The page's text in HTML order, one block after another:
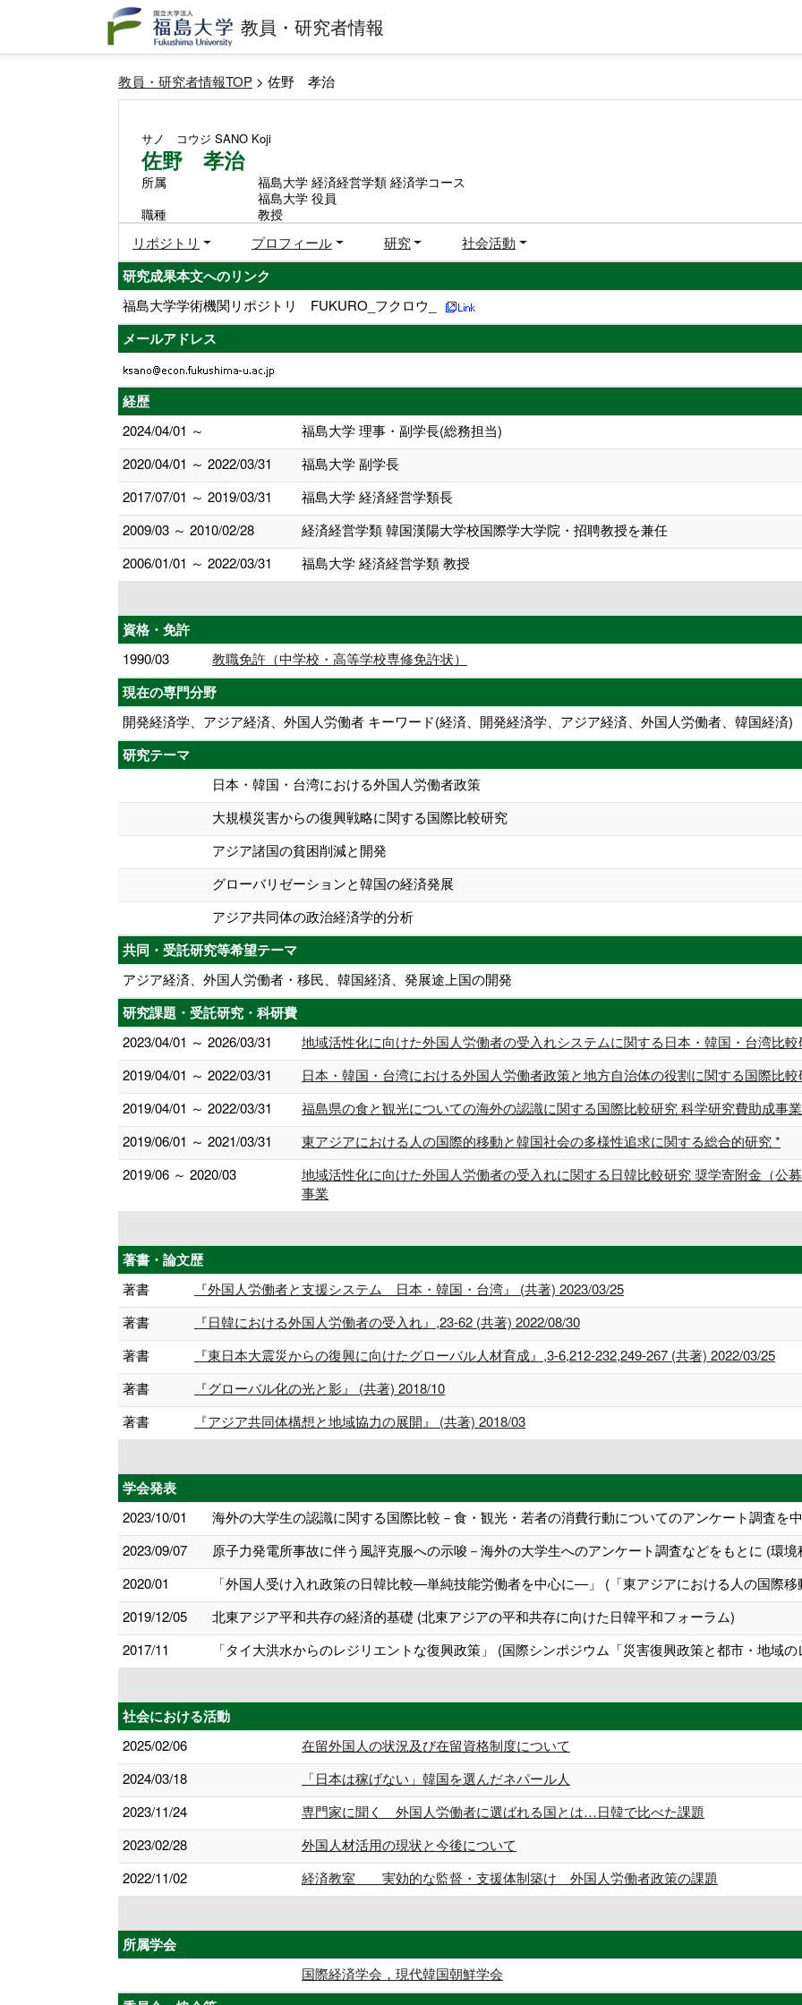
教員・研究者情報
教員・研究者情報TOP > 佐野 孝治
サノ コウジ SANO Koji
佐野 孝治
所属
福島大学 経済経営学類 経済学コース
福島大学 役員
職種
教授
リポジトリ プロフィール 研究 社会活動
研究成果本文へのリンク
福島大学学術機関リポジトリ FUKURO_フクロウ_
メールアドレス
経歴
2024/04/01 ～
福島大学 理事・副学長(総務担当)
2020/04/01 ～ 2022/03/31
福島大学 副学長
2017/07/01 ～ 2019/03/31
福島大学 経済経営学類長
2009/03 ～ 2010/02/28
経済経営学類 韓国漢陽大学校国際学大学院・招聘教授を兼任
2006/01/01 ～ 2022/03/31
福島大学 経済経営学類 教授
資格・免許
1990/03 教職免許（中学校・高等学校専修免許状）
現在の専門分野
開発経済学、アジア経済、外国人労働者 キーワード(経済、開発経済学、アジア経済、外国人労働者、韓国経済)
研究テーマ
日本・韓国・台湾における外国人労働者政策
大規模災害からの復興戦略に関する国際比較研究
アジア諸国の貧困削減と開発
グローバリゼーションと韓国の経済発展
アジア共同体の政治経済学的分析
共同・受託研究等希望テーマ
アジア経済、外国人労働者・移民、韓国経済、発展途上国の開発
研究課題・受託研究・科研費
2023/04/01 ～ 2026/03/31
地域活性化に向けた外国人労働者の受入れシステムに関する日本・韓国・台湾比
2019/04/01 ～ 2022/03/31
日本・韓国・台湾における外国人労働者政策と地方自治体の役割に関する国際比
2019/04/01 ～ 2022/03/31
福島県の食と観光についての海外の認識に関する国際比較研究 科学研究費助成事
2019/06/01 ～ 2021/03/31
東アジアにおける人の国際的移動と韓国社会の多様性追求に関する総合的研究 *
2019/06 ～ 2020/03
地域活性化に向けた外国人労働者の受入れに関する日韓比較研究 奨学寄附金（公
事業
著書・論文歴
著書
『外国人労働者と支援システム 日本・韓国・台湾』 (共著) 2023/03/25
著書
『日韓における外国人労働者の受入れ』,23-62 (共著) 2022/08/30
著書
『東日本大震災からの復興に向けたグローバル人材育成』,3-6,212-232,249-267 (共著) 2022/03/25
著書
『グローバル化の光と影』 (共著) 2018/10
著書
『アジア共同体構想と地域協力の展開』 (共著) 2018/03
学会発表
2023/10/01
海外の大学生の認識に関する国際比較－食・観光・若者の消費行動についてのアンケート調査を
2023/09/07
原子力発電所事故に伴う風評克服への示唆－海外の大学生へのアンケート調査などをもとに (環境
2020/01
「外国人受け入れ政策の日韓比較―単純技能労働者を中心に―」 (「東アジアにおける人の国際移
2019/12/05
北東アジア平和共存の経済的基礎 (北東アジアの平和共存に向けた日韓平和フォーラム)
2017/11
「タイ大洪水からのレジリエントな復興政策」 (国際シンポジウム「災害復興政策と都市・地域
社会における活動
2025/02/06
在留外国人の状況及び在留資格制度について
2024/03/18
「日本は稼げない」韓国を選んだネパール人
2023/11/24
専門家に聞く 外国人労働者に選ばれる国とは…日韓で比べた課題
2023/02/28
外国人材活用の現状と今後について
2022/11/02
経済教室 実効的な監督・支援体制築け 外国人労働者政策の課題
所属学会
国際経済学会，現代韓国朝鮮学会